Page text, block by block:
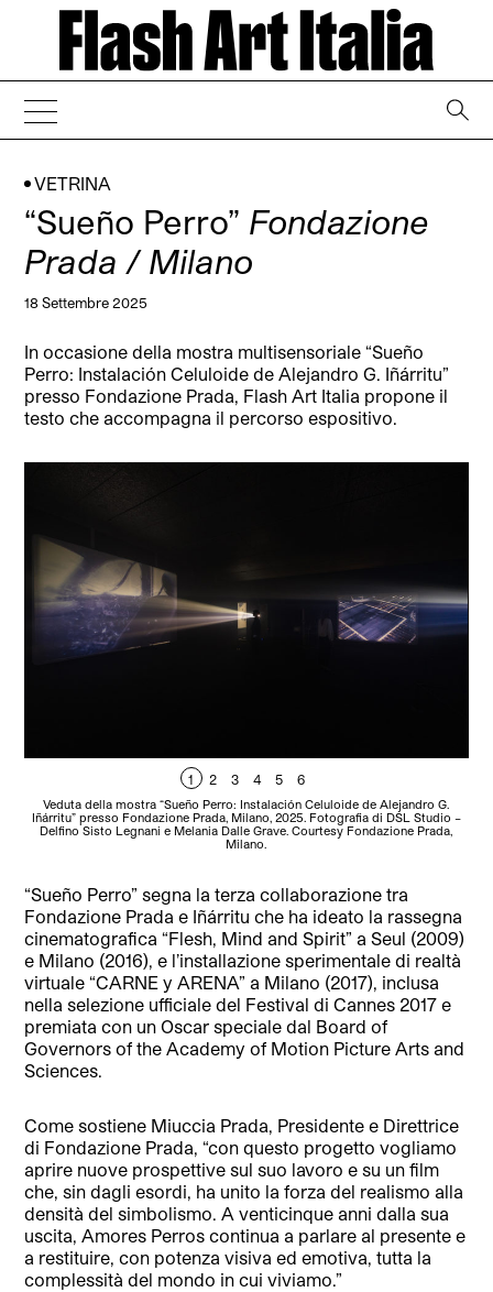
VETRINA
“Sueño Perro” Fondazione
Prada / Milano
18 Settembre 2025
In occasione della mostra multisensoriale “Sueño
Perro: Instalación Celuloide de Alejandro G. Iñárritu”
presso Fondazione Prada, Flash Art Italia propone il
testo che accompagna il percorso espositivo.
1 2 3 4 5 6
Veduta della mostra “Sueño Perro: Instalación Celuloide de Alejandro G.
Iñárritu” presso Fondazione Prada, Milano, 2025. Fotografia di DSL Studio –
Delfino Sisto Legnani e Melania Dalle Grave. Courtesy Fondazione Prada,
Milano.
“Sueño Perro” segna la terza collaborazione tra
Fondazione Prada e Iñárritu che ha ideato la rassegna
cinematografica “Flesh, Mind and Spirit” a Seul (2009)
e Milano (2016), e l’installazione sperimentale di realtà
virtuale “CARNE y ARENA” a Milano (2017), inclusa
nella selezione ufficiale del Festival di Cannes 2017 e
premiata con un Oscar speciale dal Board of
Governors of the Academy of Motion Picture Arts and
Sciences.
Come sostiene Miuccia Prada, Presidente e Direttrice
di Fondazione Prada, “con questo progetto vogliamo
aprire nuove prospettive sul suo lavoro e su un film
che, sin dagli esordi, ha unito la forza del realismo alla
densità del simbolismo. A venticinque anni dalla sua
uscita, Amores Perros continua a parlare al presente e
a restituire, con potenza visiva ed emotiva, tutta la
complessità del mondo in cui viviamo.”